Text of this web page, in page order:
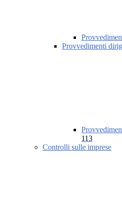
Provvedimenti
113
Controlli sulle imprese